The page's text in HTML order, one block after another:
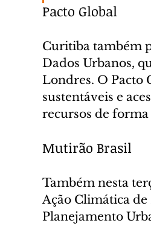
Pacto Global
Curitiba também
Dados Urbanos,
Londres. O Pacto
sustentáveis e
recursos de forma
Mutirão Brasil
Também nesta
Ação Climática
Planejamento